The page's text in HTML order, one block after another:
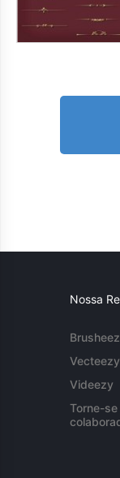
Nossa
Vecteezy
Videezy
Torne-se